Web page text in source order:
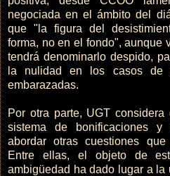
negociada en el ámbito del
que "la figura del
forma, no en el fondo", aunque
tendrá denominarlo despido,
la nulidad en los casos de
embarazadas.
Por otra parte, UGT
sistema de bonificaciones y
abordar otras cuestiones
Entre ellas, el objeto de
ambigüedad ha dado lugar a